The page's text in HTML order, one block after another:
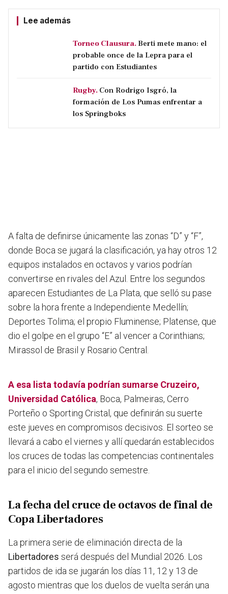
Lee además
Torneo Clausura. Berti mete mano: el
probable once de la Lepra para el
partido con Estudiantes
Rugby. Con Rodrigo Isgró, la
formación de Los Pumas enfrentar a
los Springboks
A falta de definirse únicamente las zonas “D” y “F”,
donde Boca se jugará la clasificación, ya hay otros 12
equipos instalados en octavos y varios podrían
convertirse en rivales del Azul. Entre los segundos
aparecen Estudiantes de La Plata, que selló su pase
sobre la hora frente a Independiente Medellín;
Deportes Tolima; el propio Fluminense; Platense, que
dio el golpe en el grupo “E” al vencer a Corinthians;
Mirassol de Brasil y Rosario Central.
A esa lista todavía podrían sumarse Cruzeiro,
Universidad Católica, Boca, Palmeiras, Cerro
Porteño o Sporting Cristal, que definirán su suerte
este jueves en compromisos decisivos. El sorteo se
llevará a cabo el viernes y allí quedarán establecidos
los cruces de todas las competencias continentales
para el inicio del segundo semestre.
La fecha del cruce de octavos de final de
Copa Libertadores
La primera serie de eliminación directa de la
Libertadores será después del Mundial 2026. Los
partidos de ida se jugarán los días 11, 12 y 13 de
agosto mientras que los duelos de vuelta serán una